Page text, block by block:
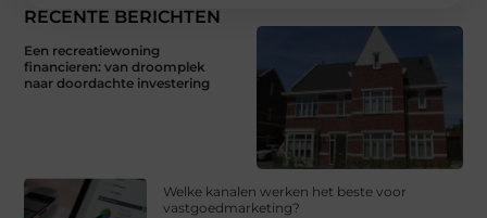
RECENTE BERICHTEN
Een recreatiewoning
financieren: van droomplek
naar doordachte investering
Welke kanalen werken het beste voor
vastgoedmarketing?